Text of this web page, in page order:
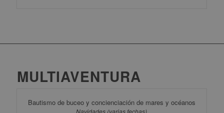
MULTIAVENTURA
Bautismo de buceo y concienciación de mares y océanos